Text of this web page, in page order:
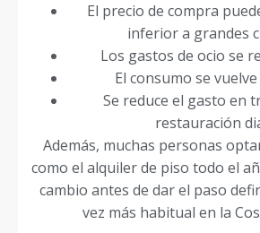
El precio de compra
inferior a grandes
Los gastos de ocio se
El consumo se
Se reduce el gasto en
restauración
Además, muchas personas
como el alquiler de piso todo el
cambio antes de dar el paso
vez más habitual en la